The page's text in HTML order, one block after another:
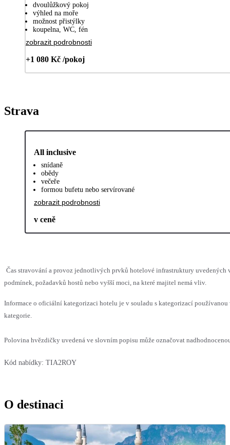
dvoulůžkový pokoj
výhled na moře
možnost přistýlky
koupelna, WC, fén
zobrazit podrobnosti
+1 080 Kč /pokoj
Strava
All inclusive
snídaně
obědy
večeře
formou bufetu nebo servírované
zobrazit podrobnosti
v ceně
Čas stravování a provoz jednotlivých prvků hotelové infrastruktury uvedených
podmínek, požadavků hostů nebo vyšší moci, na které majitel nemá vliv.
Informace o oficiální kategorizaci hotelu je v souladu s kategorizací
kategorie.
Polovina hvězdičky uvedená ve slovním popisu může označovat
Kód nabídky: TIA2ROY
O destinaci